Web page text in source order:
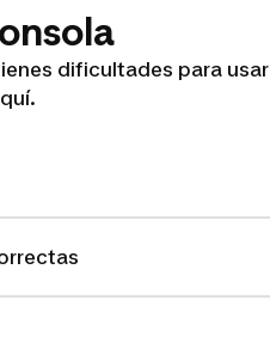
dificultades para